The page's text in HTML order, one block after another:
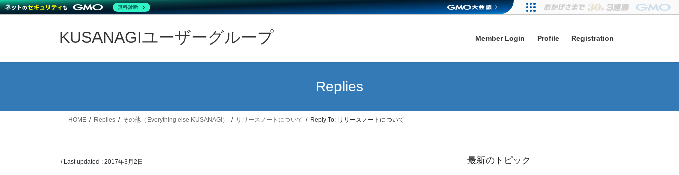
KUSANAGIユーザーグループ Member Login Profile Registration
Replies
HOME Replies その他（Everything else KUSANAGI） リリースノートについて Reply To: リリースノートについて
/ Last updated : 2017年3月2日 最新のトピック
無料診断